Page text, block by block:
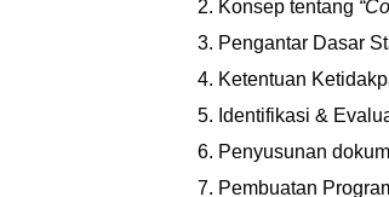
Konsep tentang
Pengantar Dasar
Ketentuan
Identifikasi &
Penyusunan
Pembuatan